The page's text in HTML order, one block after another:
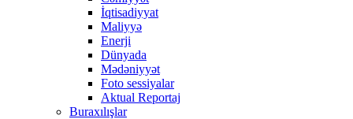
İqtisadiyyat
Maliyyə
Enerji
Dünyada
Mədəniyyət
Foto sessiyalar
Aktual Reportaj
Buraxılışlar